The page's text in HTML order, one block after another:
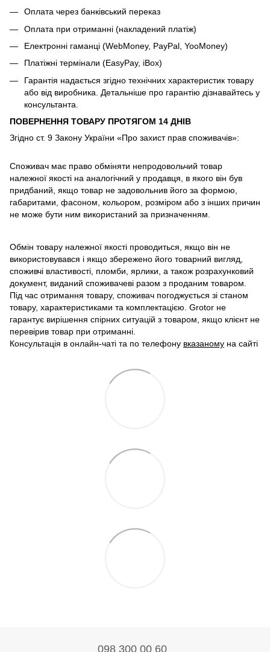
Оплата через банківський переказ
Оплата при отриманні (накладений платіж)
Електронні гаманці (WebMoney, PayPal, YooMoney)
Платіжні термінали (EasyPay, iBox)
Гарантія надається згідно технічних характеристик товару
або від виробника. Детальніше про гарантію дізнавайтесь у
консультанта.
ПОВЕРНЕННЯ ТОВАРУ ПРОТЯГОМ 14 ДНІВ
Згідно ст. 9 Закону України «Про захист прав споживачів»:
Споживач має право обміняти непродовольчий товар
належної якості на аналогічний у продавця, в якого він був
придбаний, якщо товар не задовольнив його за формою,
габаритами, фасоном, кольором, розміром або з інших причин
не може бути ним використаний за призначенням.
Обмін товару належної якості проводиться, якщо він не
використовувався і якщо збережено його товарний вигляд,
споживчі властивості, пломби, ярлики, а також розрахунковий
документ, виданий споживачеві разом з проданим товаром.
Під час отримання товару, споживач погоджується зі станом
товару, характеристиками та комплектацією. Grotor не
гарантує вирішення спірних ситуацій з товаром, якщо клієнт не
перевірив товар при отриманні.
Консультація в онлайн-чаті та по телефону вказаному на сайті
098 300 00 60